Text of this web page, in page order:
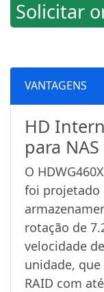
Solicitar
VANTAGENS
HD
para
O
foi projetado
rotação de
velocidade
unidade,
RAID com